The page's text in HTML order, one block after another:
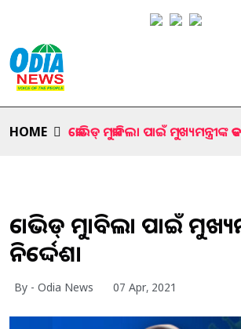
HOME କୋଭିଡ୍ ମୁକାବିଲା ପାଇଁ ମୁଖ୍ୟମନ୍ତ୍ରୀଙ୍କ
କୋଭିଡ୍ ମୁକାବିଲା ପାଇଁ
ନିର୍ଦ୍ଦେଶ।
By - Odia News 07 Apr, 2021